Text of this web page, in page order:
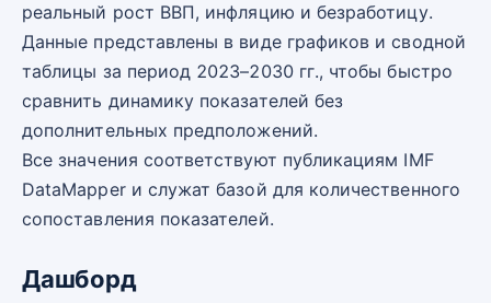
реальный рост ВВП, инфляцию и безработицу.
Данные представлены в виде графиков и сводной
таблицы за период 2023–2030 гг., чтобы быстро
сравнить динамику показателей без
дополнительных предположений.
Все значения соответствуют публикациям IMF
DataMapper и служат базой для количественного
сопоставления показателей.
Дашборд